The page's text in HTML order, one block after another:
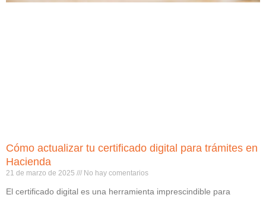
Cómo actualizar tu certificado digital para trámites en
Hacienda
21 de marzo de 2025 No hay comentarios
El certificado digital es una herramienta imprescindible para